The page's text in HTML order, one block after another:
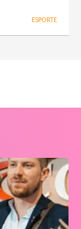
ESPORTE